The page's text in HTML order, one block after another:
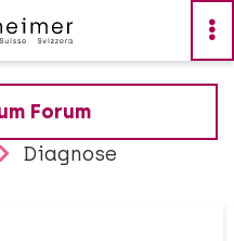
Forum
Diagnose